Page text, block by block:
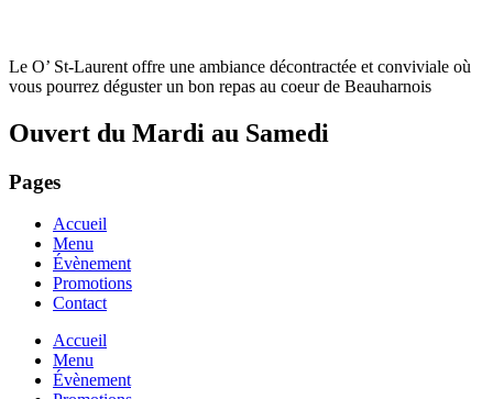
Le O’ St-Laurent offre une ambiance décontractée et conviviale où
vous pourrez déguster un bon repas au coeur de Beauharnois
Ouvert du Mardi au Samedi
Pages
Accueil
Menu
Évènement
Promotions
Contact
Accueil
Menu
Évènement